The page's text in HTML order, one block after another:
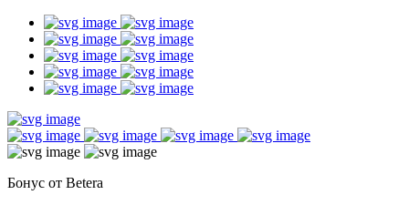
Бонус от Betera